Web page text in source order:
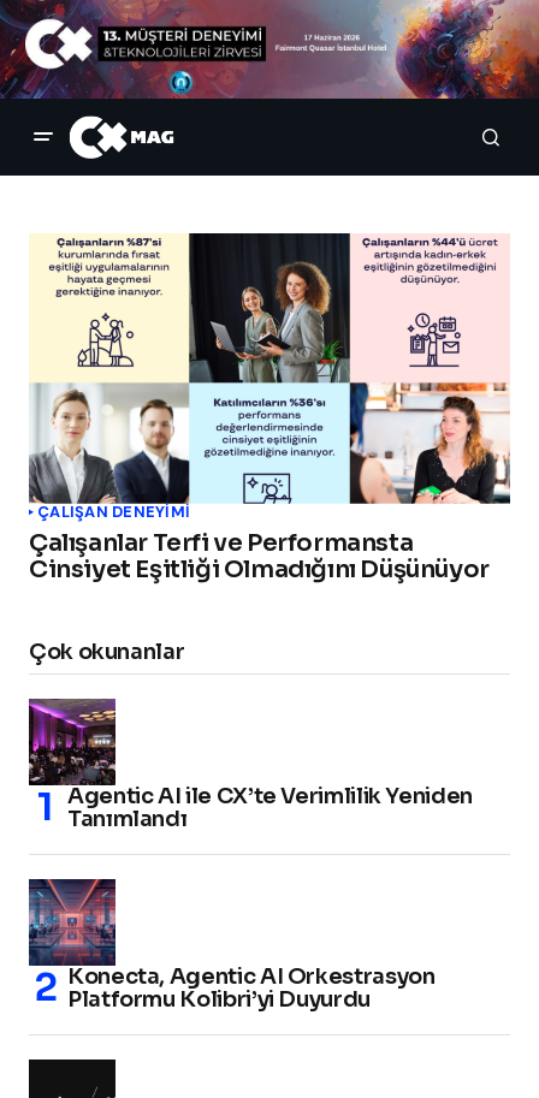
ÇALIŞAN DENEYIMI
Çalışanlar Terfi ve Performansta
Cinsiyet Eşitliği Olmadığını Düşünüyor
Çok okunanlar
Agentic AI ile CX’te Verimlilik Yeniden
Tanımlandı
Konecta, Agentic AI Orkestrasyon
Platformu Kolibri’yi Duyurdu